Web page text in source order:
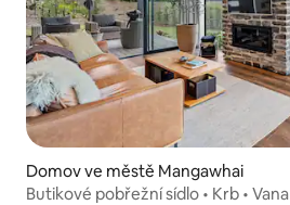
Domov ve městě Mangawhai
Butikové pobřežní sídlo • Krb • Vana